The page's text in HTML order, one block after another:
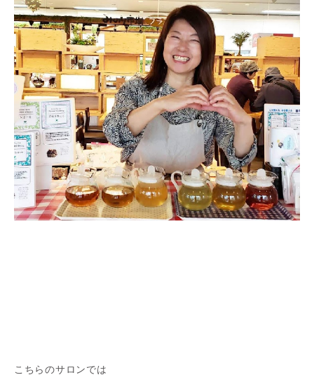
こちらのサロンでは